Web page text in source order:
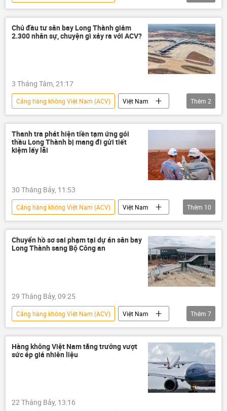
Hàng Không Việt Nam
Cục Hàng không Việt Nam
Long Thành
Sân bay Long Thành
Việt Nam
Chủ đầu tư sân bay Long Thành giảm
2.300 nhân sự, chuyện gì xảy ra với ACV?
3 Tháng Tám, 21:17
Cảng hàng không Việt Nam (ACV)
Việt Nam
Sân bay Long Thành
đồng tiền
Thêm 2
Thanh tra phát hiện tiền tạm ứng gói
thầu Long Thành bị mang đi gửi tiết
kiệm lấy lãi
30 Tháng Bảy, 11:53
Cảng hàng không Việt Nam (ACV)
Việt Nam
Bộ Tài Chính VN
Bộ Xây dựng
Long Thành
Sân bay Long Thành
sai phạm
tham nhũng vặt
Tham ô tài sản
Thêm 10
Chuyển hồ sơ sai phạm tại dự án sân bay
Long Thành sang Bộ Công an
29 Tháng Bảy, 09:25
Cảng hàng không Việt Nam (ACV)
Việt Nam
Bộ Công an Việt Nam
Ngân hàng Nhà nước
Thanh tra Bộ Công an
Thêm 7
Hàng không Việt Nam tăng trưởng vượt
sức ép giá nhiên liệu
22 Tháng Bảy, 13:16